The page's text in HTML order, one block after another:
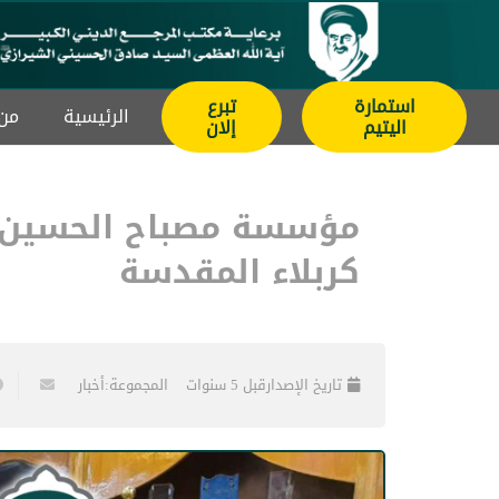
استمارة
اليتيم
تبرع
إلان الرئيسیة
مؤسسة مصباح الحسين
كربلاء المقدسة
تاريخ الإصدارقبل 5 سنوات المجموعة:أخبار